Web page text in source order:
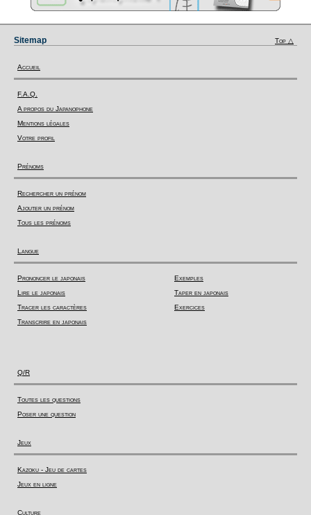
Sitemap Top △
Accueil
F.A.Q.
A propos du Japanophone
Mentions légales
Votre profil
Prénoms
Rechercher un prénom
Ajouter un prénom
Tous les prénoms
Langue
Prononcer le japonais
Lire le japonais
Tracer les caractères
Transcrire en japonais
Exemples
Taper en japonais
Exercices
Q/R
Toutes les questions
Poser une question
Jeux
Kazoku - Jeu de cartes
Jeux en ligne
Culture